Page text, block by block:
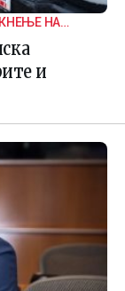
НА
и